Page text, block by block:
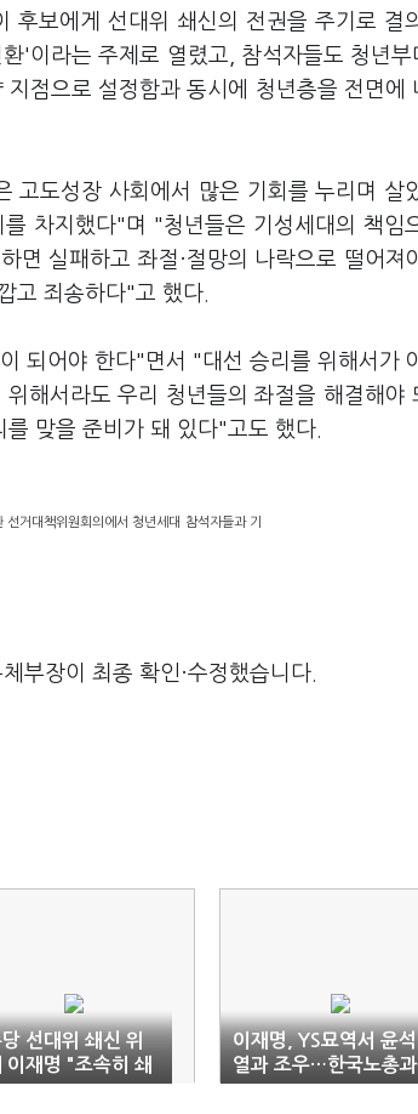
후보에게 선대위 쇄신의 전권을 주기로 결
'이라는 주제로 열렸고, 참석자들도 청년부
점으로 설정함과 동시에 청년층을 전면에
고도성장 사회에서 많은 기회를 누리며 살
차지했다"며 "청년들은 기성세대의 책임
면 실패하고 좌절·절망의 나락으로 떨어져
고 죄송하다"고 했다.
되어야 한다"면서 "대선 승리를 위해서가
해서라도 우리 청년들의 좌절을 해결해야
맞을 준비가 돼 있다"고도 했다.
거대책위원회의에서 청년세대 참석자들과 기
부장이 최종 확인·수정했습니다.
선대위 쇄신 위
이재명 "조속히 쇄
마련"
이재명, YS묘역서 윤석
열과 조우…한국노총과
첫 간담회